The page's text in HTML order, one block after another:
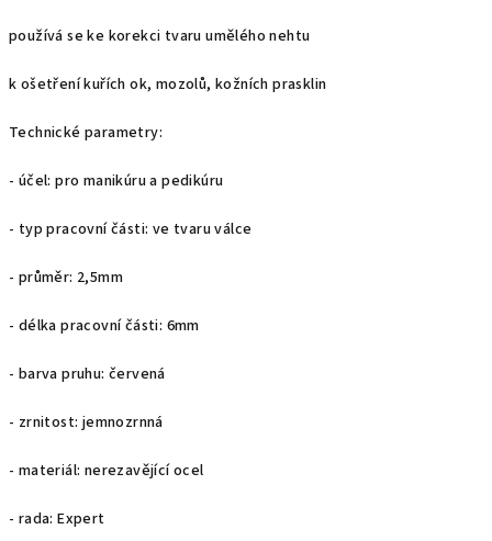
používá se ke korekci tvaru umělého nehtu
k ošetření kuřích ok, mozolů, kožních prasklin
Technické parametry:
- účel: pro manikúru a pedikúru
- typ pracovní části: ve tvaru válce
- průměr: 2,5mm
- délka pracovní části: 6mm
- barva pruhu: červená
- zrnitost: jemnozrnná
- materiál: nerezavějící ocel
- rada: Expert